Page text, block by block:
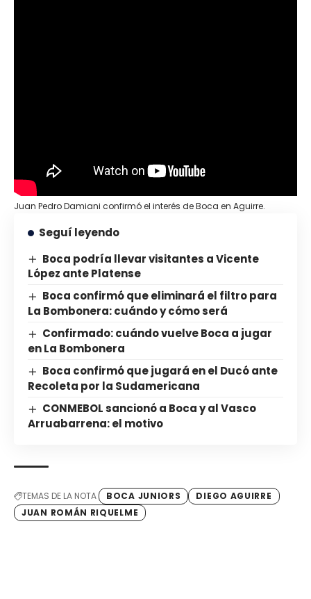
Juan Pedro Damiani confirmó el interés de Boca en Aguirre.
Seguí leyendo
Boca podría llevar visitantes a Vicente
López ante Platense
Boca confirmó que eliminará el filtro para
La Bombonera: cuándo y cómo será
Confirmado: cuándo vuelve Boca a jugar
en La Bombonera
Boca confirmó que jugará en el Ducó ante
Recoleta por la Sudamericana
CONMEBOL sancionó a Boca y al Vasco
Arruabarrena: el motivo
TEMAS DE LA NOTA BOCA JUNIORS
DIEGO AGUIRRE
JUAN ROMÁN RIQUELME